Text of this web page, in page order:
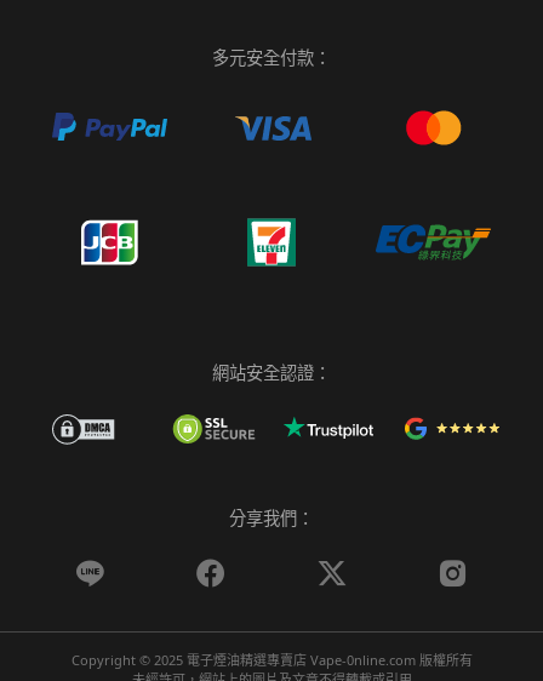
多元安全付款：
網站安全認證：
分享我們：
   
Copyright © 2025 電子煙油精選專賣店 Vape-0nline.com 版權所有